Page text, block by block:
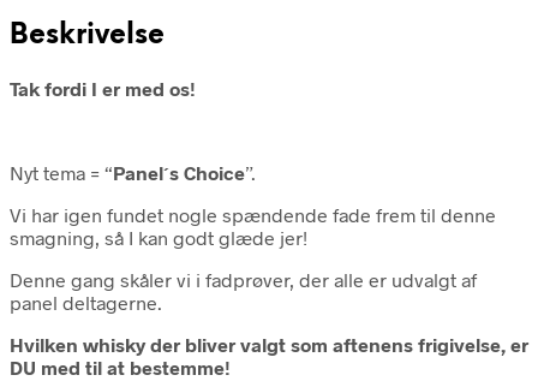
Beskrivelse
Tak fordi I er med os!
Nyt tema = “Panel´s Choice”.
Vi har igen fundet nogle spændende fade frem til denne
smagning, så I kan godt glæde jer!
Denne gang skåler vi i fadprøver, der alle er udvalgt af
panel deltagerne.
Hvilken whisky der bliver valgt som aftenens frigivelse, er
DU med til at bestemme!